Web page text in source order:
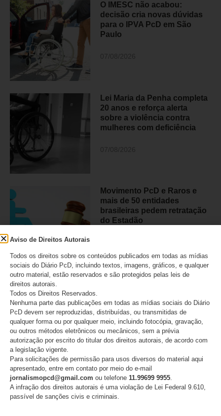
O IMESC não acabou:
decisão cria novas dúvidas
para o IPVA PcD em São
Paulo
Lei Maria da Penha completa
20 anos e reforça alerta
sobre a violência contra
mulheres com deficiência
Movimento PcD e Raros e
mais de 50 entidades
brasileiras pedem retratação
do Estadão
CATEGORIAS
Acessibilidade
Artigo/Opinião
Atualidades
Destaques
Fatos
Aviso de Direitos Autorais
Todos os direitos sobre os conteúdos publicados em todas as mídias
sociais do Diário PcD, incluindo textos, imagens, gráficos, e qualquer
outro material, estão reservados e são protegidos pelas leis de
direitos autorais.
Todos os Direitos Reservados.
Nenhuma parte das publicações em todas as mídias sociais do Diário
PcD devem ser reproduzidas, distribuídas, ou transmitidas de
qualquer forma ou por qualquer meio, incluindo fotocópia, gravação,
ou outros métodos eletrônicos ou mecânicos, sem a prévia
autorização por escrito do titular dos direitos autorais, de acordo com
a legislação vigente.
Para solicitações de permissão para usos diversos do material aqui
apresentado, entre em contato por meio do e-mail
jornalismopcd@gmail.com ou telefone 11.99699 9955.
A infração dos direitos autorais é uma violação de Lei Federal 9.610,
passível de sanções civis e criminais.